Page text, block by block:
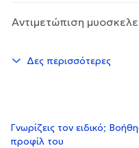
Αντιμετώπιση
Δες περισσότερες
Γνωρίζεις τον ειδικό;
προφίλ του